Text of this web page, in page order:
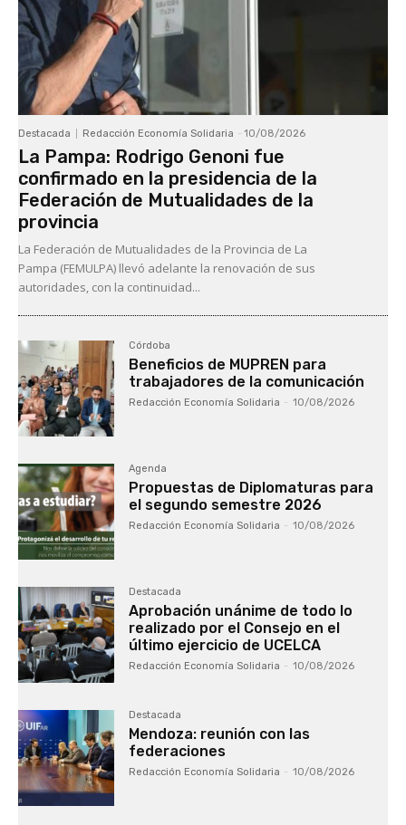
Destacada Redacción Economía Solidaria - 10/08/2026
La Pampa: Rodrigo Genoni fue
confirmado en la presidencia de la
Federación de Mutualidades de la
provincia
La Federación de Mutualidades de la Provincia de La
Pampa (FEMULPA) llevó adelante la renovación de sus
autoridades, con la continuidad...
Córdoba
Beneficios de MUPREN para
trabajadores de la comunicación
Redacción Economía Solidaria - 10/08/2026
Agenda
Propuestas de Diplomaturas para
el segundo semestre 2026
Redacción Economía Solidaria - 10/08/2026
Destacada
Aprobación unánime de todo lo
realizado por el Consejo en el
último ejercicio de UCELCA
Redacción Economía Solidaria - 10/08/2026
Destacada
Mendoza: reunión con las
federaciones
Redacción Economía Solidaria - 10/08/2026